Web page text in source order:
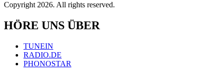
Copyright 2026. All rights reserved.
HÖRE UNS ÜBER
TUNEIN
RADIO.DE
PHONOSTAR